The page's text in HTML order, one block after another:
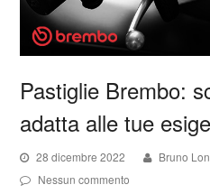
Pastiglie Brembo:
adatta alle tue
28 dicembre 2022 Bruno
Nessun commento